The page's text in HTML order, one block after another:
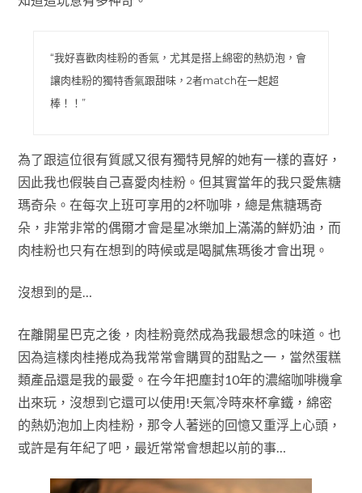
“我好喜歡肉桂粉的香氣，尤其是搭上綿密的熱奶泡，會
讓肉桂粉的獨特香氣跟甜味，2者match在一起超
棒！！”
為了跟這位很有質感又很有獨特見解的她有一樣的喜好，
因此我也假裝自己喜愛肉桂粉。但其實當年的我只愛焦糖
瑪奇朵。在每次上班可享用的2杯咖啡，總是焦糖瑪奇
朵，非常非常的偶爾才會是星冰樂加上滿滿的鮮奶油，而
肉桂粉也只有在想到的時候或是喝膩焦瑪後才會出現。
沒想到的是…
在離開星巴克之後，肉桂粉竟然成為我最想念的味道。也
因為這樣肉桂捲成為我常常會購買的甜點之一，當然蛋糕
類產品還是我的最愛。在今年把塵封10年的濃縮咖啡機拿
出來玩，沒想到它還可以使用!天氣冷時來杯拿鐵，綿密
的熱奶泡加上肉桂粉，那令人著迷的回憶又重浮上心頭，
或許是有年紀了吧，最近常常會想起以前的事…